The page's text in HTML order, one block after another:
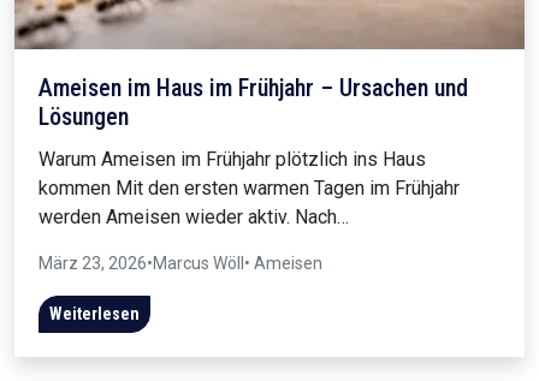
Ameisen im Haus im Frühjahr – Ursachen und
Lösungen
Warum Ameisen im Frühjahr plötzlich ins Haus
kommen Mit den ersten warmen Tagen im Frühjahr
werden Ameisen wieder aktiv. Nach…
März 23, 2026•Marcus Wöll • Ameisen
Weiterlesen